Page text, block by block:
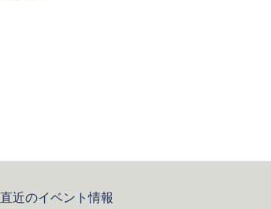
直近のイベント情報